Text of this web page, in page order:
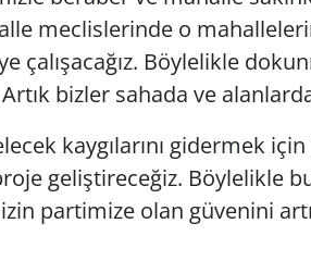
meclislerinde o
çalışacağız. Böylelikle
Artık bizler sahada ve
kaygılarını gidermek
geliştireceğiz. Böylelikle
partimize olan güvenini